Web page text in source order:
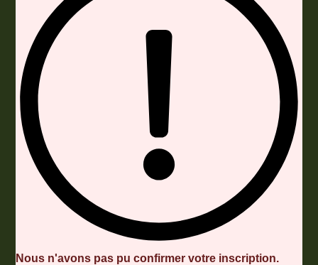
Nous n'avons pas pu confirmer votre inscription.